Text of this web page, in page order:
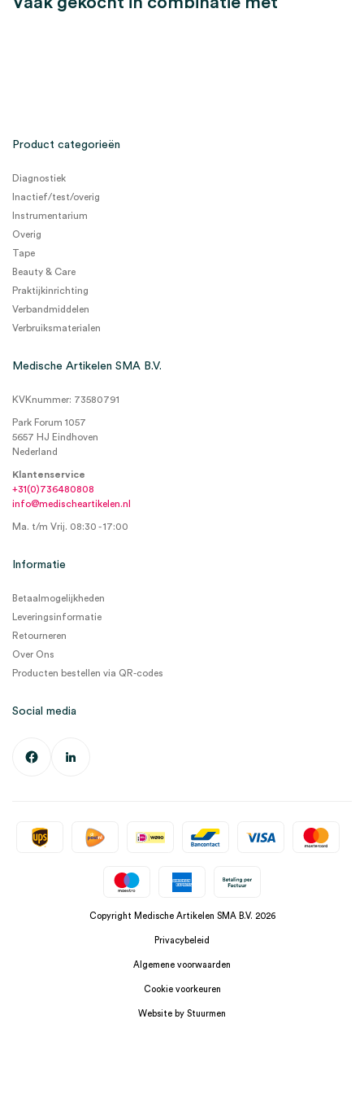
Product categorieën
Diagnostiek
Inactief/test/overig
Instrumentarium
Overig
Tape
Beauty & Care
Praktijkinrichting
Verbandmiddelen
Verbruiksmaterialen
Medische Artikelen SMA B.V.
KVKnummer: 73580791
Park Forum 1057
5657 HJ Eindhoven
Nederland
Klantenservice
+31(0)736480808
info@medischeartikelen.nl
Ma. t/m Vrij. 08:30 - 17:00
Informatie
Betaalmogelijkheden
Leveringsinformatie
Retourneren
Over Ons
Producten bestellen via QR-codes
Social media
Copyright Medische Artikelen SMA B.V. 2026
Privacybeleid
Algemene voorwaarden
Cookie voorkeuren
Website by Stuurmen